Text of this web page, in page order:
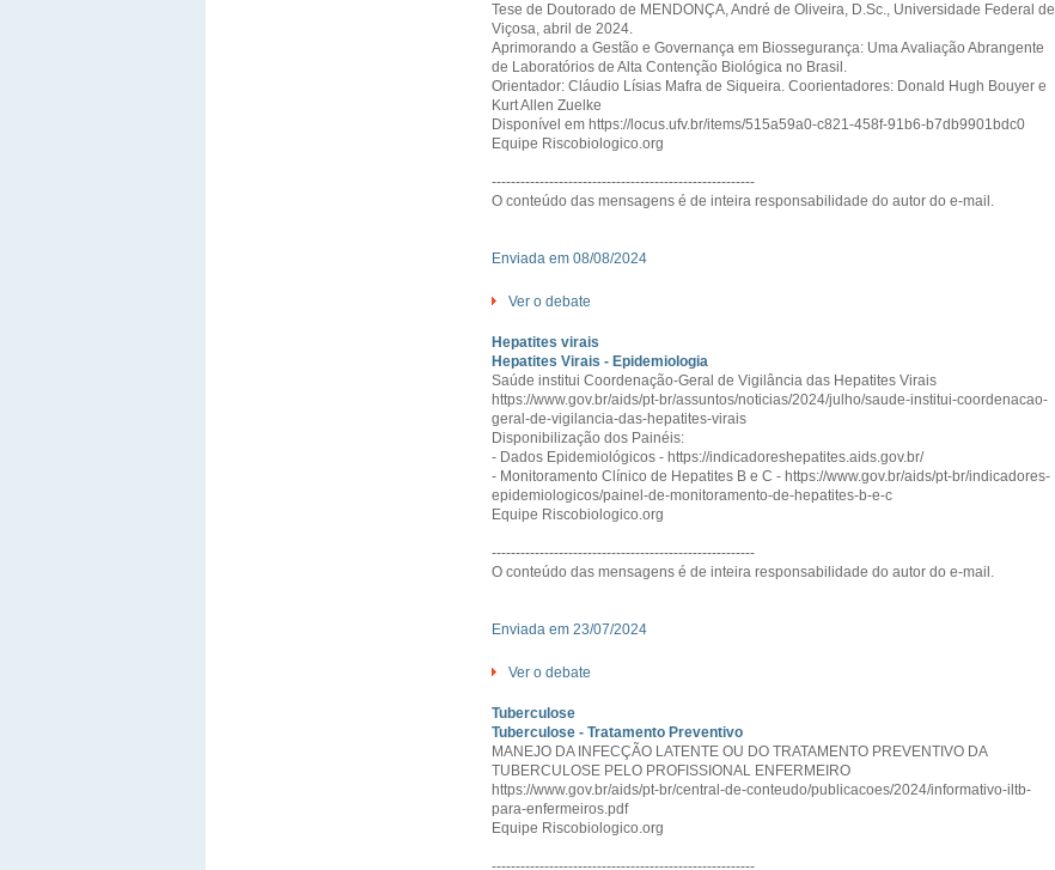
Tese de Doutorado de MENDONÇA, André de Oliveira, D.Sc., Universidade Federal de
Viçosa, abril de 2024.
Aprimorando a Gestão e Governança em Biossegurança: Uma Avaliação Abrangente
de Laboratórios de Alta Contenção Biológica no Brasil.
Orientador: Cláudio Lísias Mafra de Siqueira. Coorientadores: Donald Hugh Bouyer e
Kurt Allen Zuelke
Disponível em https://locus.ufv.br/items/515a59a0-c821-458f-91b6-b7db9901bdc0
Equipe Riscobiologico.org
-------------------------------------------------------
O conteúdo das mensagens é de inteira responsabilidade do autor do e-mail.
Enviada em 08/08/2024
Ver o debate
Hepatites virais
Hepatites Virais - Epidemiologia
Saúde institui Coordenação-Geral de Vigilância das Hepatites Virais
https://www.gov.br/aids/pt-br/assuntos/noticias/2024/julho/saude-institui-coordenacao-
geral-de-vigilancia-das-hepatites-virais
Disponibilização dos Painéis:
- Dados Epidemiológicos - https://indicadoreshepatites.aids.gov.br/
- Monitoramento Clínico de Hepatites B e C - https://www.gov.br/aids/pt-br/indicadores-
epidemiologicos/painel-de-monitoramento-de-hepatites-b-e-c
Equipe Riscobiologico.org
-------------------------------------------------------
O conteúdo das mensagens é de inteira responsabilidade do autor do e-mail.
Enviada em 23/07/2024
Ver o debate
Tuberculose
Tuberculose - Tratamento Preventivo
MANEJO DA INFECÇÃO LATENTE OU DO TRATAMENTO PREVENTIVO DA
TUBERCULOSE PELO PROFISSIONAL ENFERMEIRO
https://www.gov.br/aids/pt-br/central-de-conteudo/publicacoes/2024/informativo-iltb-
para-enfermeiros.pdf
Equipe Riscobiologico.org
-------------------------------------------------------